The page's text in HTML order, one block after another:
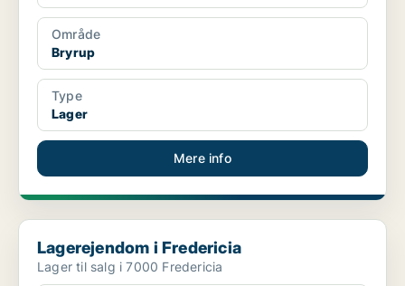
Område
Bryrup
Type
Lager
Mere info
Lagerejendom i Fredericia
Lagerejendom i Fredericia
Lager til salg i 7000 Fredericia